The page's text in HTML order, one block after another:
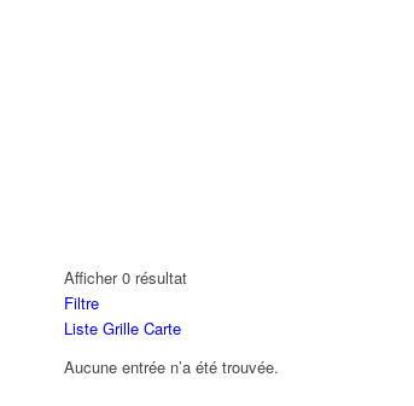
Afficher 0 résultat
Filtre
Liste Grille Carte
Aucune entrée n’a été trouvée.